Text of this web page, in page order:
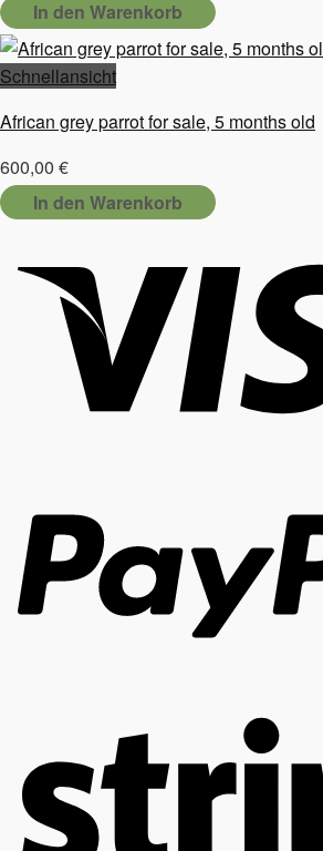
Die
Optionen
können
der
Produktseite
gewählt
werden
In den Warenkorb
Schnellansicht
African grey parrot for sale, 5 months old
600,00 €
In den Warenkorb